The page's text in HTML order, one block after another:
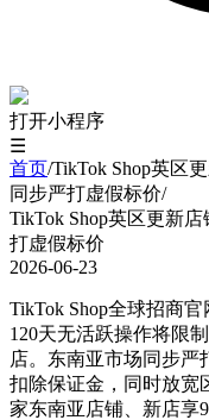
打开小程序
☰
首页/TikTok Shop英区
同步严打虚假标价/
TikTok Shop英区更新
打虚假标价
2026-06-23
TikTok Shop全球招商
120天无活跃操作将限
店。东南亚市场同步严
扣除保证金，同时放宽
家东南亚店铺、新店享